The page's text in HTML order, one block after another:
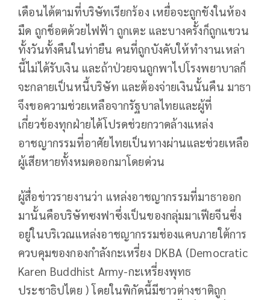
เดือนได้ตามที่บริษัทเรียกร้อง เหยื่อจะถูกขังในห้อง
มืด ถูกช็อตด้วยไฟฟ้า ถูกเตะ และบางครั้งก็ถูกแขวน
ทั้งวันทั้งคืนในท่ายืน คนที่ถูกบังคับให้ทำงานเหล่า
นี้ไม่ได้รับเงิน และถ้าป่วยจนถูกพาไปโรงพยาบาลก็
จะกลายเป็นหนี้บริษัท และต้องจ่ายเงินนั้นคืน มาธา
จึงขอความช่วยเหลือจากรัฐบาลไทยและผู้ที่
เกี่ยวข้องทุกฝ่ายได้โปรดช่วยกวาดล้างแหล่ง
อาชญากรรมที่อาศัยไทยเป็นทางผ่านและช่วยเหลือ
ผู้เสียหายทั้งหมดออกมาโดยด่วน
ผู้สื่อข่าวรายงานว่า แหล่งอาชญากรรมที่มาธาออก
มานั้นคือบริษัทซงฟาซึ่งเป็นของกลุ่มมาเฟียจีนซึ่ง
อยู่ในบริเวณแหล่งอาชญากรรมช่องแคบภายใต้การ
ควบคุมของกองกำลังกะเหรี่ยง DKBA (Democratic
Karen Buddhist Army-กะเหรี่ยงพุทธ
ประชาธิปไตย ) โดยในพิกัดนี้มีชาวต่างชาติถูก